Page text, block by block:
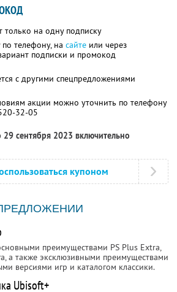
только на одну подписку
телефону, на сайте или через
подписки и промокод
с другими спецпредложениями
акции можно уточнить по телефону
32-05
29 сентября 2023 включительно
купоном
преимуществами PS Plus Extra,
а также эксклюзивными преимуществами
версиями игр и каталогом классики.
Ubisoft+